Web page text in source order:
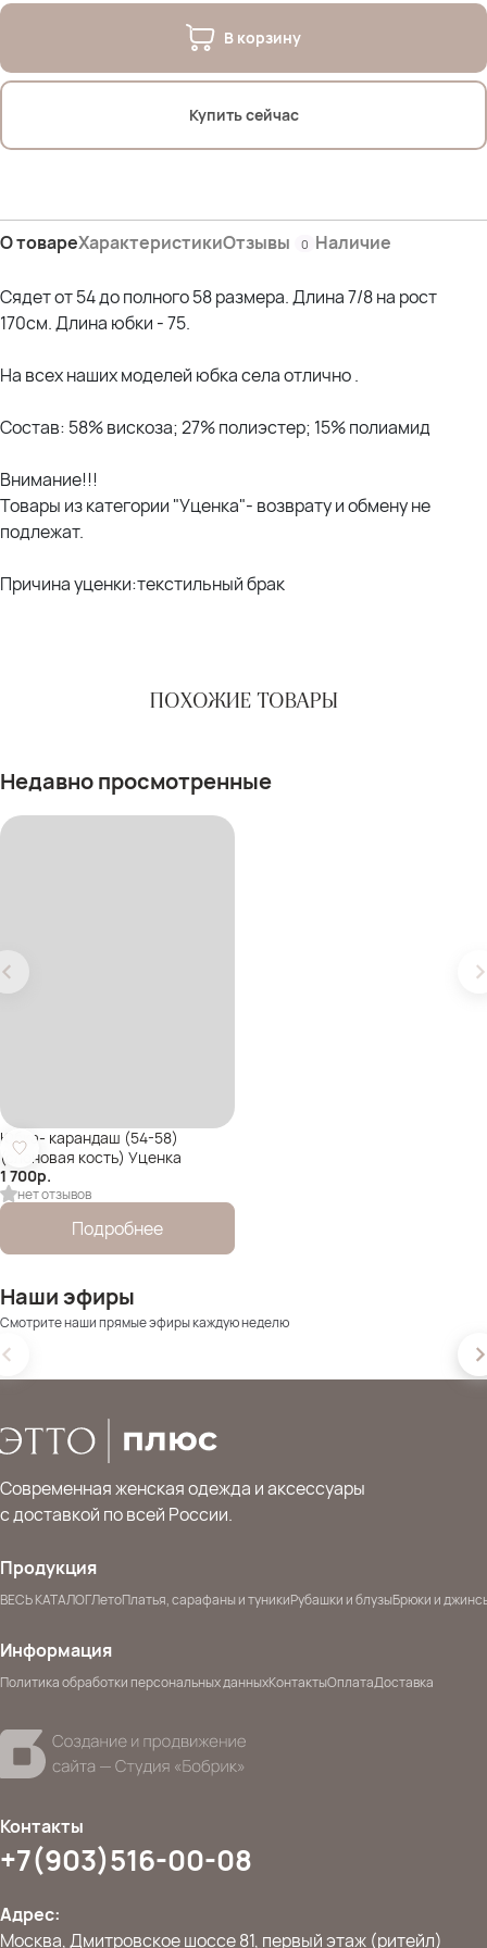
В корзину
Купить сейчас
О товареХарактеристикиОтзывы 0 Наличие
Сядет от 54 до полного 58 размера. Длина 7/8 на рост
170см. Длина юбки - 75.
На всех наших моделей юбка села отлично .
Состав: 58% вискоза; 27% полиэстер; 15% полиамид
Внимание!!!
Товары из категории "Уценка"- возврату и обмену не
подлежат.
Причина уценки:текстильный брак
ПОХОЖИЕ ТОВАРЫ
Недавно просмотренные
Юбка- карандаш (54-58)
(слоновая кость) Уценка
1 700р.
нет отзывов
Подробнее
Наши эфиры
Смотрите наши прямые эфиры каждую неделю
Современная женская одежда и аксессуары
с доставкой по всей России.
Продукция
ВЕСЬ КАТАЛОГЛетоПлатья, сарафаны и туникиРубашки и блузыБрюки и
Информация
Политика обработки персональных данныхКонтактыОплатаДоставка
Контакты
+7(903)516-00-08
Адрес:
Москва, Дмитровское шоссе 81, первый этаж (ритейл)